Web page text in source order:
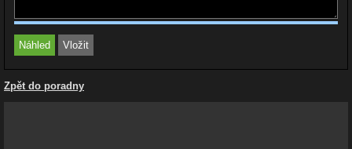
Zpět do poradny